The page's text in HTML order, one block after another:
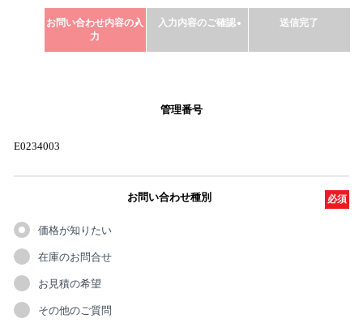
お問い合わせ内容の入
力
入力内容のご確認 送信完了
管理番号
E0234003
お問い合わせ種別 必須
価格が知りたい
在庫のお問合せ
お見積の希望
その他のご質問